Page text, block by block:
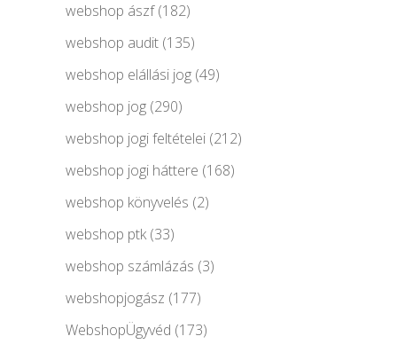
webshop ászf(182)
webshop audit (135)
webshop elállási jog (49)
webshop jog (290)
webshop jogi feltételei (212)
webshop jogi háttere (168)
webshop könyvelés (2)
webshop ptk(33)
webshop számlázás (3)
webshopjogász (177)
WebshopÜgyvéd (173)